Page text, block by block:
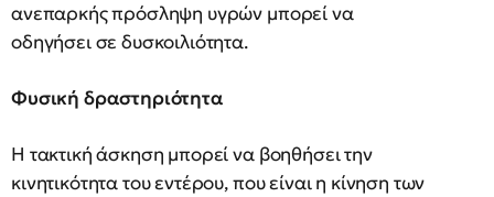
ανεπαρκής πρόσληψη υγρών μπορεί να
οδηγήσει σε δυσκοιλιότητα.
Φυσική δραστηριότητα
Η τακτική άσκηση μπορεί να βοηθήσει την
κινητικότητα του εντέρου, που είναι η κίνηση των